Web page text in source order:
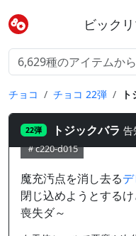
ビック
チョコ チョコ 22弾
22弾 トジックバラ 告
c220-d015
魔充汚点を消し去る
閉じ込めようとする
喪失ダ～